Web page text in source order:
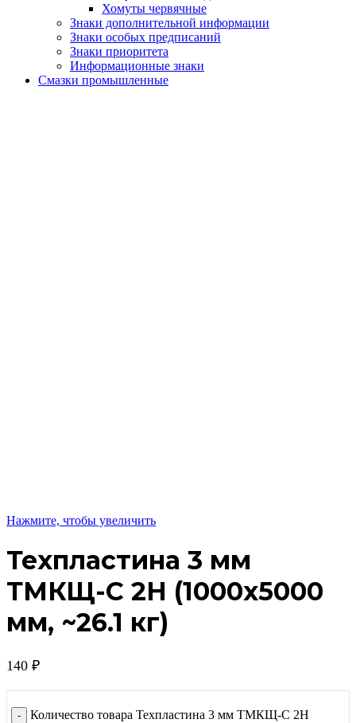
Хомуты червячные
Знаки дополнительной информации
Знаки особых предписаний
Знаки приоритета
Информационные знаки
Смазки промышленные
Нажмите, чтобы увеличить
Техпластина 3 мм
ТМКЩ-C 2Н (1000х5000
мм, ~26.1 кг)
140 ₽
Количество товара Техпластина 3 мм ТМКЩ-C 2Н